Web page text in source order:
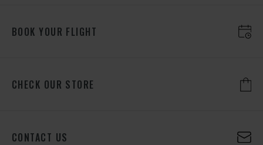
BOOK YOUR FLIGHT
CHECK OUR STORE
CONTACT US